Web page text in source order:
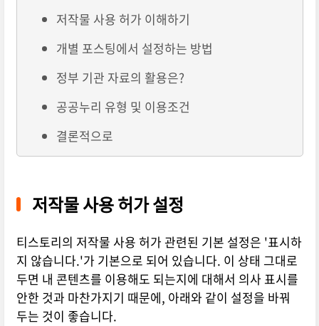
저작물 사용 허가 이해하기
개별 포스팅에서 설정하는 방법
정부 기관 자료의 활용은?
공공누리 유형 및 이용조건
결론적으로
저작물 사용 허가 설정
티스토리의 저작물 사용 허가 관련된 기본 설정은 '표시하
지 않습니다.'가 기본으로 되어 있습니다. 이 상태 그대로
두면 내 콘텐츠를 이용해도 되는지에 대해서 의사 표시를
안한 것과 마찬가지기 때문에, 아래와 같이 설정을 바꿔
두는 것이 좋습니다.